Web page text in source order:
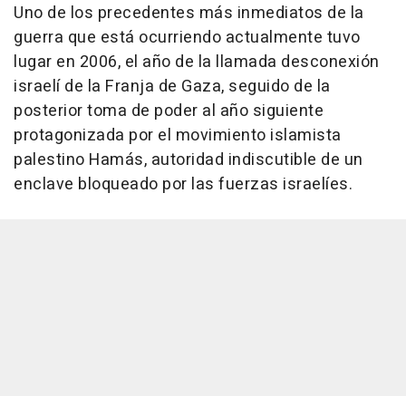
Uno de los precedentes más inmediatos de la
guerra que está ocurriendo actualmente tuvo
lugar en 2006, el año de la llamada desconexión
israelí de la Franja de Gaza, seguido de la
posterior toma de poder al año siguiente
protagonizada por el movimiento islamista
palestino Hamás, autoridad indiscutible de un
enclave bloqueado por las fuerzas israelíes.